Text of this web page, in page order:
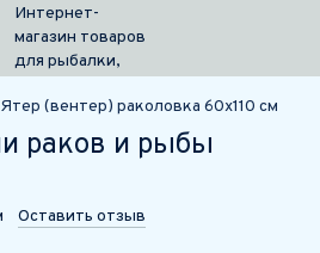
Ятер (вентер) раколовка 60х110 см
раков и рыбы
Оставить отзыв